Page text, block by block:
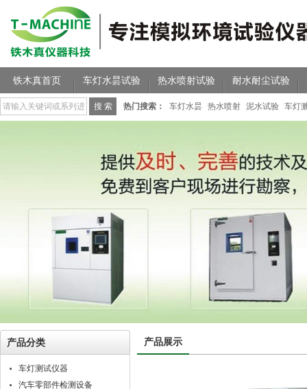
铁木真首页 车灯水昙试验 热水喷射试验 耐水耐尘试验
热门搜索： 车灯水昙 热水喷射 泥水试验 车灯
产品分类
车灯测试仪器
汽车零部件检测设备
产品展示